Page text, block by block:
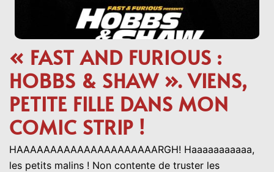
« FAST AND FURIOUS :
HOBBS & SHAW ». VIENS,
PETITE FILLE DANS MON
COMIC STRIP !
HAAAAAAAAAAAAAAAAAAAAARGH! Haaaaaaaaaaa,
les petits malins ! Non contente de truster les